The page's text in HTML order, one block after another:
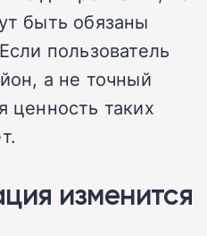
быть обязаны
пользователь
а не точный
ценность таких
изменится